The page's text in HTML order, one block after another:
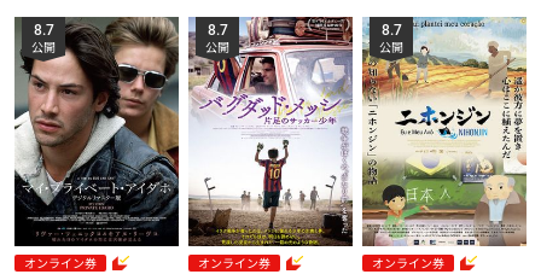
8.7
公開
オンライン券
8.7
公開
オンライン券
8.7
公開
オンライン券